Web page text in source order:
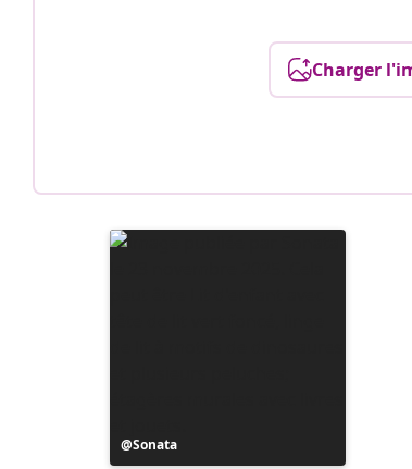
Charger
Publication
publiée
Sonata